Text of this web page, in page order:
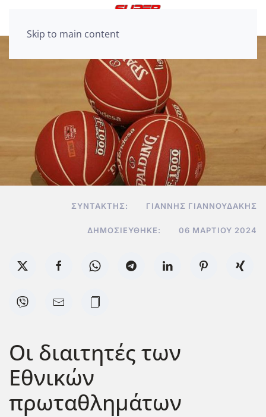
Skip to main content
ΣΥΝΤΆΚΤΗΣ: ΓΙΆΝΝΗΣ ΓΙΑΝΝΟΥΔΆΚΗΣ
ΔΗΜΟΣΙΕΎΘΗΚΕ: 06 ΜΑΡΤΊΟΥ 2024
Οι διαιτητές των
Εθνικών
πρωταθλημάτων